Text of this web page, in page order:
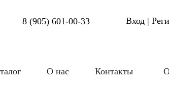
8 (905) 601-00-33 Вход |
О нас Контакты